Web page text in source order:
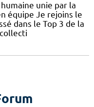
unie par la
équipe Je rejoins le
dans le Top 3 de la